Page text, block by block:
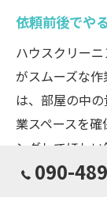
依頼前後でや
ハウスクリー
がスムーズな
は、部屋の中
業スペースを確
ングしてほし
をリストアッ
090-